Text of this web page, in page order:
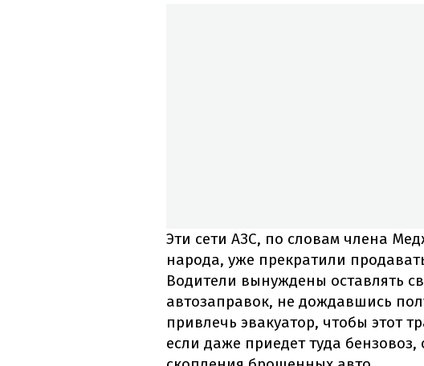
Эти сети АЗС, по словам члена
народа, уже прекратили
Водители вынуждены оставлять
автозаправок, не дождавшись
привлечь эвакуатор, чтобы этот
если даже приедет туда бензовоз,